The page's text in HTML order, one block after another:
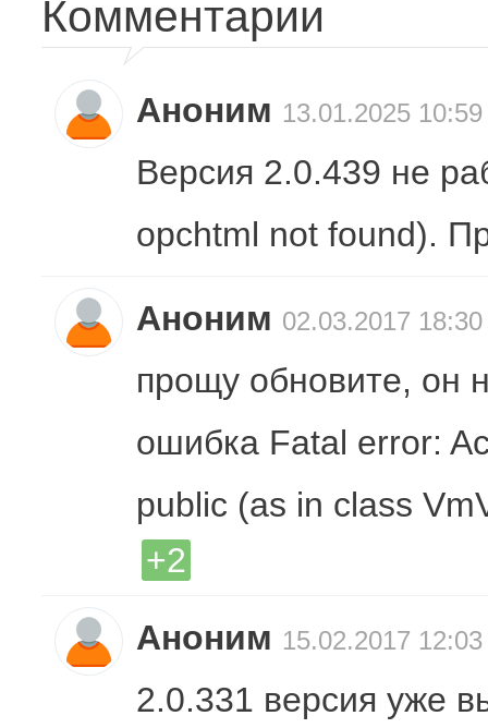
Комментарии
Аноним 13.01.2025 10:59
Версия 2.0.439 не
opchtml not found).
Аноним 02.03.2017 18:30
прощу обновите, он
ошибка Fatal error:
public (as in class
+2
Аноним 15.02.2017 12:03
2.0.331 версия уже